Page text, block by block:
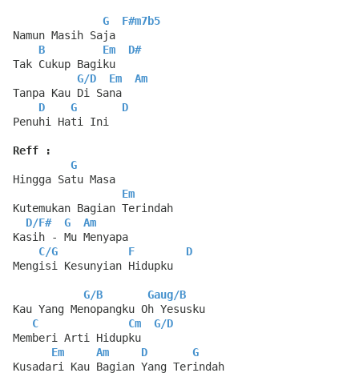
G
F#m7b5
Namun Masih Saja
B
Em
D#
Tak Cukup Bagiku
G/D Em
Am
Tanpa Kau Di Sana
D
G
D
Penuhi Hati Ini
Reff :
G
Hingga Satu Masa
Em
Kutemukan Bagian Terindah
D/F# G
Am
Kasih - Mu Menyapa
C/G F
D
Mengisi Kesunyian Hidupku
G/B Gaug/B
Kau Yang Menopangku Oh Yesusku
C
Cm G/D
Memberi Arti Hidupku
Em
Am D
G
Kusadari Kau Bagian Yang Terindah